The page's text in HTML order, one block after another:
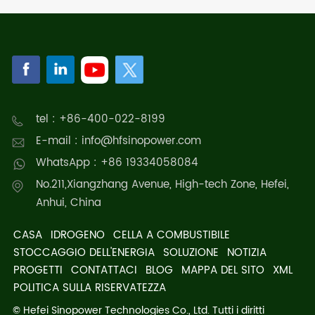
base)
tel : +86-400-022-8199
E-mail : info@hfsinopower.com
WhatsApp : +86 19334058084
No.211,Xiangzhang Avenue, High-tech Zone, Hefei,
Anhui, China
CASA IDROGENO CELLA A COMBUSTIBILE
STOCCAGGIO DELL'ENERGIA SOLUZIONE NOTIZIA
PROGETTI CONTATTACI BLOG MAPPA DEL SITO XML
POLITICA SULLA RISERVATEZZA
© Hefei Sinopower Technologies Co., Ltd. Tutti i diritti